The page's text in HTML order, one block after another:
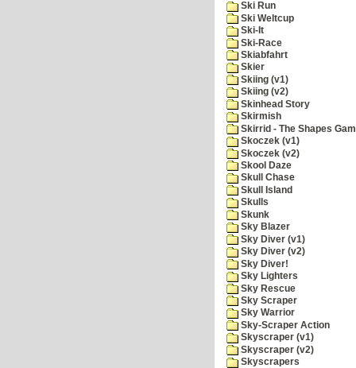
Ski Run
Ski Weltcup
Ski-It
Ski-Race
Skiabfahrt
Skier
Skiing (v1)
Skiing (v2)
Skinhead Story
Skirmish
Skirrid - The Shapes
Skoczek (v1)
Skoczek (v2)
Skool Daze
Skull Chase
Skull Island
Skulls
Skunk
Sky Blazer
Sky Diver (v1)
Sky Diver (v2)
Sky Diver!
Sky Lighters
Sky Rescue
Sky Scraper
Sky Warrior
Sky-Scraper Action
Skyscraper (v1)
Skyscraper (v2)
Skyscrapers